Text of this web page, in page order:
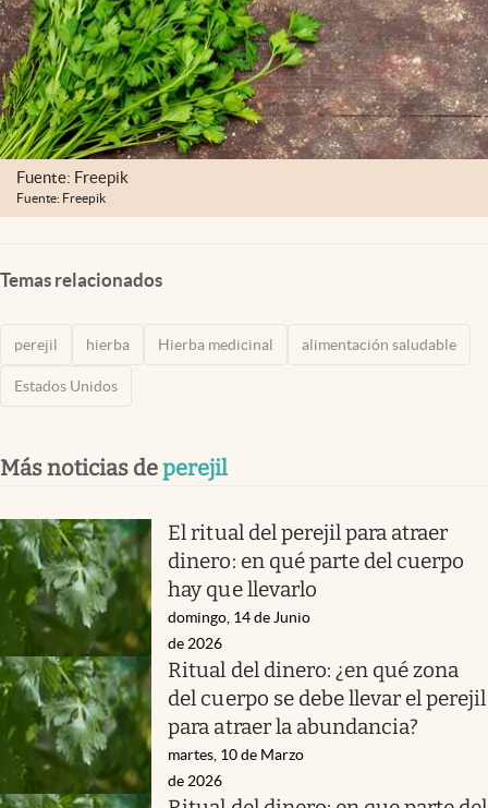
Fuente: Freepik
Fuente: Freepik
Temas relacionados
perejil hierba Hierba medicinal alimentación saludable
Estados Unidos
Más noticias deperejil
El ritual del perejil para atraer
dinero: en qué parte del cuerpo
hay que llevarlo
domingo, 14 de Junio
de 2026
Ritual del dinero: ¿en qué zona
del cuerpo se debe llevar el perejil
para atraer la abundancia?
martes, 10 de Marzo
de 2026